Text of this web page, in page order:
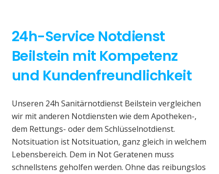
24h-Service Notdienst
Beilstein mit Kompetenz
und Kundenfreundlichkeit
Unseren 24h Sanitärnotdienst Beilstein vergleichen
wir mit anderen Notdiensten wie dem Apotheken-,
dem Rettungs- oder dem Schlüsselnotdienst.
Notsituation ist Notsituation, ganz gleich in welchem
Lebensbereich. Dem in Not Geratenen muss
schnellstens geholfen werden. Ohne das reibungslos